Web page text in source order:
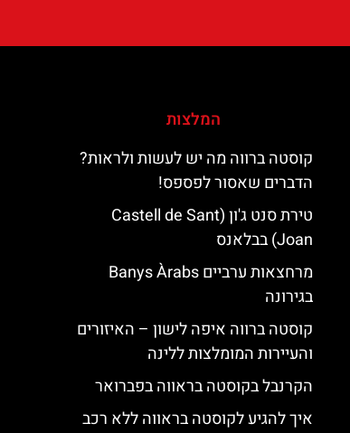
המלצות
קוסטה ברווה מה יש לעשות ולראות?
הדברים שאסור לפספס!
טירת סנט ג'ון (Castell de Sant
Joan) בבלאנס
מרחצאות ערביים Banys Àrabs
בגירונה
קוסטה ברווה איפה לישון – האיזורים
והעיירות המומלצות ללינה
הקרנבל בקוסטה בראווה בפברואר
איך להגיע לקוסטה בראווה ללא רכב